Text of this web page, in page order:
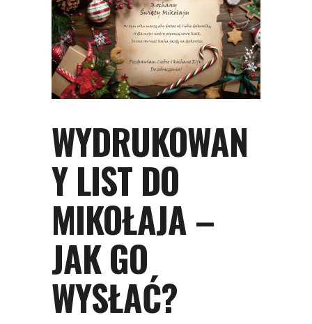
WYDRUKOWAN
Y LIST DO
MIKOŁAJA –
JAK GO
WYSŁAĆ?